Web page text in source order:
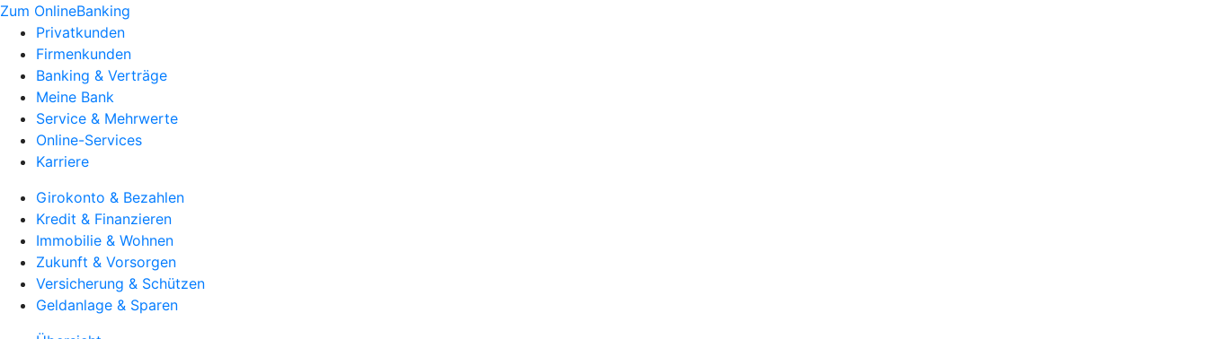
Zum OnlineBanking
Privatkunden
Firmenkunden
Banking & Verträge
Meine Bank
Service & Mehrwerte
Online-Services
Karriere
Girokonto & Bezahlen
Kredit & Finanzieren
Immobilie & Wohnen
Zukunft & Vorsorgen
Versicherung & Schützen
Geldanlage & Sparen